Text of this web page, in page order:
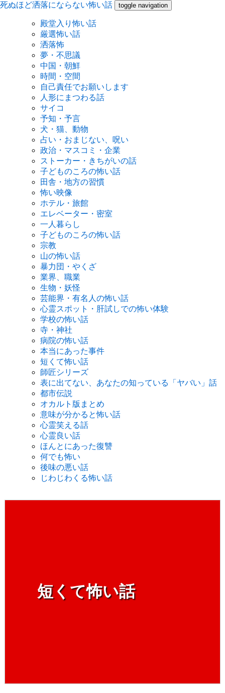
死ぬほど洒落にならない怖い話 toggle navigation
殿堂入り怖い話
厳選怖い話
洒落怖
夢・不思議
中国・朝鮮
時間・空間
自己責任でお願いします
人形にまつわる話
サイコ
予知・予言
犬・猫、動物
占い・おまじない、呪い
政治・マスコミ・企業
ストーカー・きちがいの話
子どものころの怖い話
田舎・地方の習慣
怖い映像
ホテル・旅館
エレベーター・密室
一人暮らし
子どものころの怖い話
宗教
山の怖い話
暴力団・やくざ
業界、職業
生物・妖怪
芸能界・有名人の怖い話
心霊スポット・肝試しでの怖い体験
学校の怖い話
寺・神社
病院の怖い話
本当にあった事件
短くて怖い話
師匠シリーズ
表に出てない、あなたの知っている「ヤバい」話
都市伝説
オカルト版まとめ
意味が分かると怖い話
心霊笑える話
心霊良い話
ほんとにあった復讐
何でも怖い
後味の悪い話
じわじわくる怖い話
短くて怖い話